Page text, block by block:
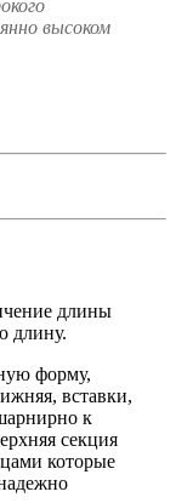
высоком
длины
длину.
форму,
вставки,
к
секция
которые